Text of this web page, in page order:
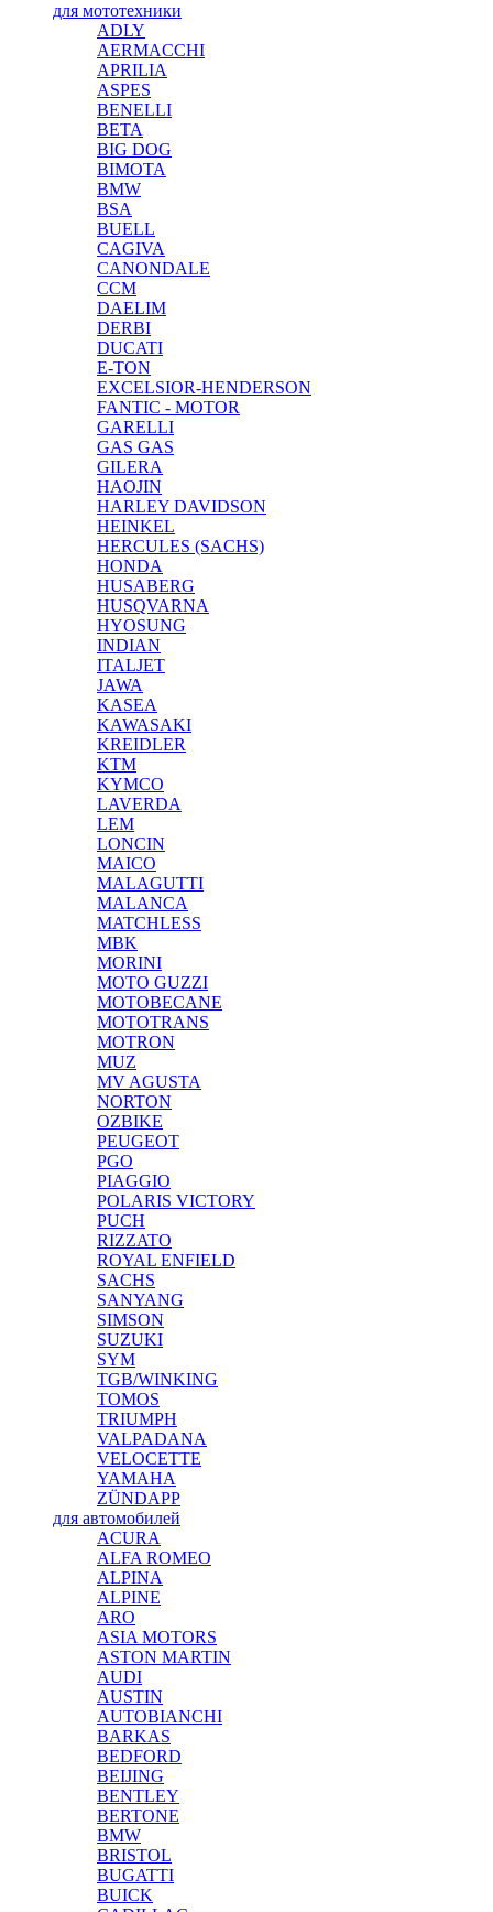
для мототехники
ADLY
AERMACCHI
APRILIA
ASPES
BENELLI
BETA
BIG DOG
BIMOTA
BMW
BSA
BUELL
CAGIVA
CANONDALE
CCM
DAELIM
DERBI
DUCATI
E-TON
EXCELSIOR-HENDERSON
FANTIC - MOTOR
GARELLI
GAS GAS
GILERA
HAOJIN
HARLEY DAVIDSON
HEINKEL
HERCULES (SACHS)
HONDA
HUSABERG
HUSQVARNA
HYOSUNG
INDIAN
ITALJET
JAWA
KASEA
KAWASAKI
KREIDLER
KTM
KYMCO
LAVERDA
LEM
LONCIN
MAICO
MALAGUTTI
MALANCA
MATCHLESS
MBK
MORINI
MOTO GUZZI
MOTOBECANE
MOTOTRANS
MOTRON
MUZ
MV AGUSTA
NORTON
OZBIKE
PEUGEOT
PGO
PIAGGIO
POLARIS VICTORY
PUCH
RIZZATO
ROYAL ENFIELD
SACHS
SANYANG
SIMSON
SUZUKI
SYM
TGB/WINKING
TOMOS
TRIUMPH
VALPADANA
VELOCETTE
YAMAHA
ZÜNDAPP
для автомобилей
ACURA
ALFA ROMEO
ALPINA
ALPINE
ARO
ASIA MOTORS
ASTON MARTIN
AUDI
AUSTIN
AUTOBIANCHI
BARKAS
BEDFORD
BEIJING
BENTLEY
BERTONE
BMW
BRISTOL
BUGATTI
BUICK